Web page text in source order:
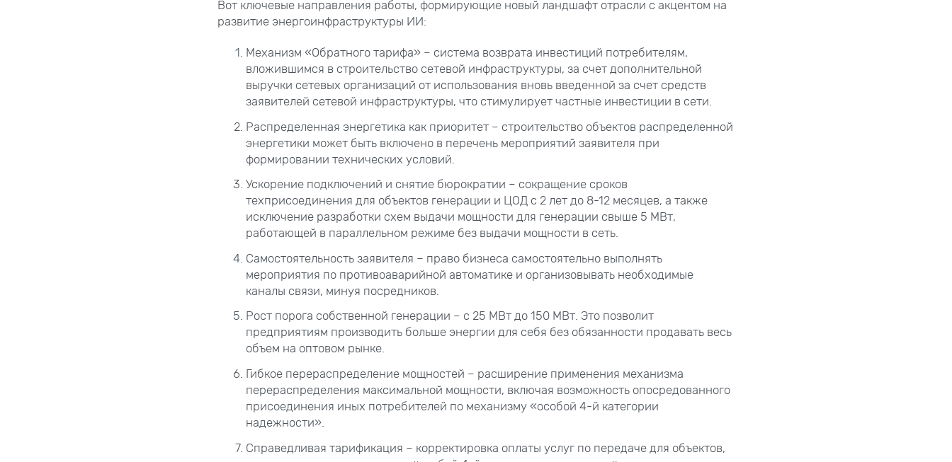
Вот ключевые направления работы, формирующие новый ландшафт отрасли с акцентом на
развитие энергоинфраструктуры ИИ:
Механизм «Обратного тарифа» – система возврата инвестиций потребителям,
вложившимся в строительство сетевой инфраструктуры, за счет дополнительной
выручки сетевых организаций от использования вновь введенной за счет средств
заявителей сетевой инфраструктуры, что стимулирует частные инвестиции в сети.
Распределенная энергетика как приоритет – строительство объектов распределенной
энергетики может быть включено в перечень мероприятий заявителя при
формировании технических условий.
Ускорение подключений и снятие бюрократии – сокращение сроков
техприсоединения для объектов генерации и ЦОД с 2 лет до 8-12 месяцев, а также
исключение разработки схем выдачи мощности для генерации свыше 5 МВт,
работающей в параллельном режиме без выдачи мощности в сеть.
Самостоятельность заявителя – право бизнеса самостоятельно выполнять
мероприятия по противоаварийной автоматике и организовывать необходимые
каналы связи, минуя посредников.
Рост порога собственной генерации – с 25 МВт до 150 МВт. Это позволит
предприятиям производить больше энергии для себя без обязанности продавать весь
объем на оптовом рынке.
Гибкое перераспределение мощностей – расширение применения механизма
перераспределения максимальной мощности, включая возможность опосредованного
присоединения иных потребителей по механизму «особой 4-й категории
надежности».
Справедливая тарификация – корректировка оплаты услуг по передаче для объектов,